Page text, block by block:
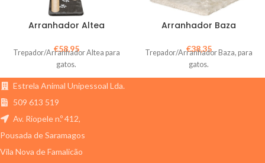
Arranhador Altea
€58,95
Trepador/Arranhador Altea para
gatos.
Arranhador Baza
€38,35
Trepador/Arranhador Baza, para
gatos.
Estrela Animal Unipessoal Lda.
509 613 519
Av. Riopele n.º 412,
Pousada de Saramagos
Vila Nova de Famalicão